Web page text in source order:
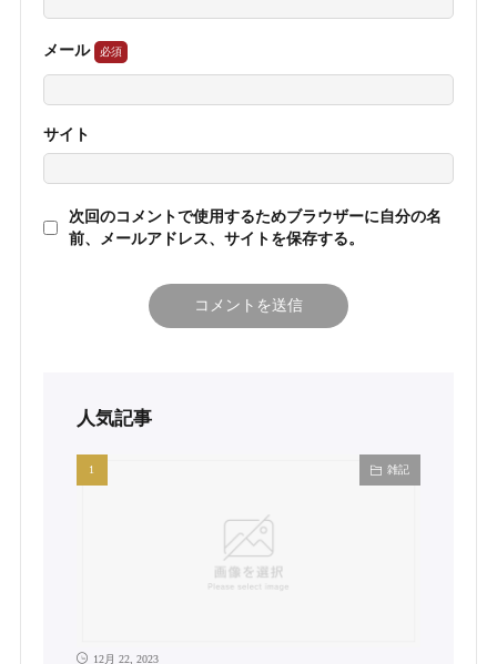
メール
サイト
次回のコメントで使用するためブラウザーに自分の名
前、メールアドレス、サイトを保存する。
人気記事
雑記
12月 22, 2023